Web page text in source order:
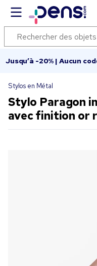
Jusqu’à -20% | Aucun
Stylos en Métal
Stylo Paragon
avec finition or